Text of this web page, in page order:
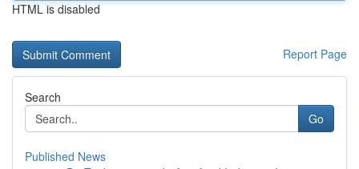
HTML is disabled
Report Page
Search
Go
Published News